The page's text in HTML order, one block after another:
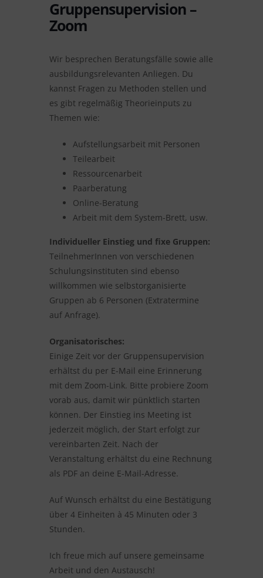
Gruppensupervision –
Zoom
Wir besprechen Beratungsfälle sowie alle
ausbildungsrelevanten Anliegen. Du
kannst Fragen zu Methoden stellen und
es gibt regelmäßig Theorieinputs zu
Themen wie:
Aufstellungsarbeit mit Personen
Teilearbeit
Ressourcenarbeit
Paarberatung
Online-Beratung
Arbeit mit dem System-Brett, usw.
Individueller Einstieg und fixe Gruppen:
TeilnehmerInnen von verschiedenen
Schulungsinstituten sind ebenso
willkommen wie selbstorganisierte
Gruppen ab 6 Personen (Extratermine
auf Anfrage).
Organisatorisches:
Einige Zeit vor der Gruppensupervision
erhältst du per E-Mail eine Erinnerung
mit dem Zoom-Link. Bitte probiere Zoom
vorab aus, damit wir pünktlich starten
können. Der Einstieg ins Meeting ist
jederzeit möglich, der Start erfolgt zur
vereinbarten Zeit. Nach der
Veranstaltung erhältst du eine Rechnung
als PDF an deine E-Mail-Adresse.
Auf Wunsch erhältst du eine Bestätigung
über 4 Einheiten à 45 Minuten oder 3
Stunden.
Ich freue mich auf unsere gemeinsame
Arbeit und den Austausch!